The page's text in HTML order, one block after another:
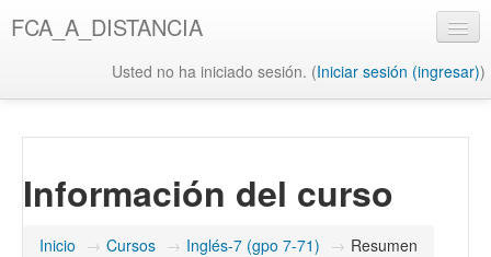
al
FCA_A_DISTANCIA
Usted no ha iniciado sesión. (Iniciar sesión (ingresar))
Biblioteca UAQ
FCA
Información del curso
Inicio → Cursos → Inglés-7 (gpo 7-71) → Resumen